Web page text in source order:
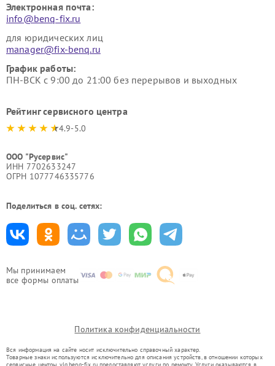
Мы принимаем
все формы оплаты
Электронная почта:
info@benq-fix.ru
для юридических лиц
manager@fix-benq.ru
График работы:
ПН-ВСК с 9:00 до 21:00 без перерывов и выходных
Рейтинг сервисного центра
4.9-5.0
ООО "Русервис"
ИНН 7702633247
ОГРН 1077746335776
Поделиться в соц. сетях:
Политика конфиденциальности
Вся информация на сайте носит исключительно справочный характер.
Товарные знаки используются исключительно для описания устройств, в отношении которых